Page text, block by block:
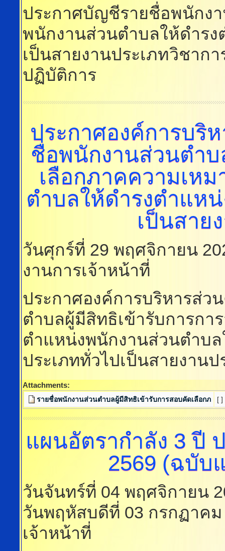
ประกาศบัญชีรายชื่อพนักง
พนักงานส่วนตำบลให้ดำรง
เป็นสายงานประเภทวิชาก
ปฏิบัติการ
ประกาศองค์การบริ
ชื่อพนักงานส่วนตำบ
เลือกภาคความเห
ตำบลให้ดำรงตำแห
เป็นสาย
วันศุกร์ที่ 29 พฤศจิกายน
งานการเจ้าหน้าที่
ประกาศองค์การบริหารส่ว
ตำบลผู้มีสิทธิเข้ารับการกา
ตำแหน่งพนักงานส่วนตำบ
ประเภททั่วไปเป็นสายงานป
Attachments:
รายชื่อพนักงานส่วนตำบลผู้มีสิทธิเข้ารับการสอบคัดเลือกภ [ ]
แผนอัตรากำลัง 3 ปี
2569 (ฉบับ
วันจันทร์ที่ 04 พฤศจิกายน
วันพฤหัสบดีที่ 03 กรกฏาคม
เจ้าหน้าที่